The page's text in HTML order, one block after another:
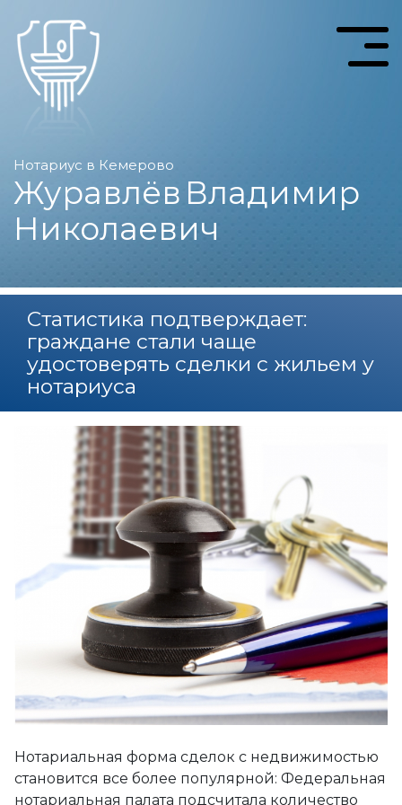
Нотариус в Кемерово
Журавлёв Владимир
Николаевич
Статистика подтверждает:
граждане стали чаще
удостоверять сделки с жильем у
нотариуса
Нотариальная форма сделок с недвижимостью
становится все более популярной: Федеральная
нотариальная палата подсчитала количество